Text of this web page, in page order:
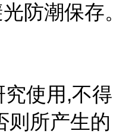
防潮保存。
使用,不得
则所产生的